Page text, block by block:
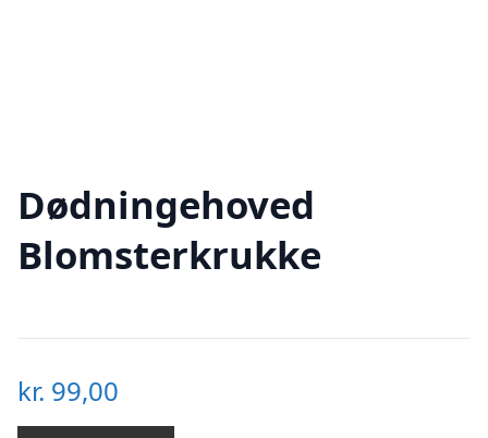
Dødningehoved
Blomsterkrukke
kr. 99,00